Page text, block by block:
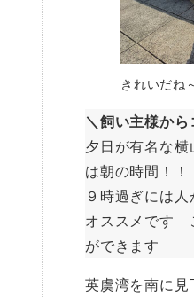
きれいだね
＼飼い主様から
夕日が有名な
は朝の時間！！
９時過ぎには
オススメです
ができます
英虞湾を南に見